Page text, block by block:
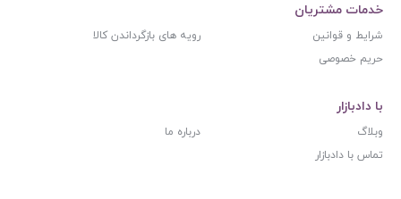
خدمات مشتریان
شرایط و قوانین
رویه های بازگرداندن کالا
حریم خصوصی
با دادبازار
وبلاگ
درباره ما
تماس با دادبازار